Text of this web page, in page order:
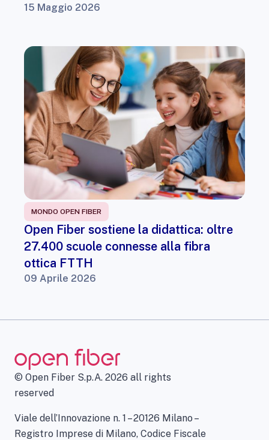
15 Maggio 2026
MONDO OPEN FIBER
Open Fiber sostiene la didattica: oltre
27.400 scuole connesse alla fibra
ottica FTTH
09 Aprile 2026
© Open Fiber S.p.A. 2026 all rights
reserved
Viale dell’Innovazione n. 1 – 20126 Milano –
Registro Imprese di Milano, Codice Fiscale